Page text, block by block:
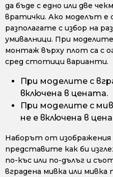
да бъде с едно или две
вратички. Ако моделът е
разполагате с избор на
умивалници. При
монтаж върху плот са с
сред стотици варианти.
При моделите с
включена в цената.
При моделите с
не е включена в
Наборът от изображения
представите как би
по-къс или по-дълъг и
вградена мивка или